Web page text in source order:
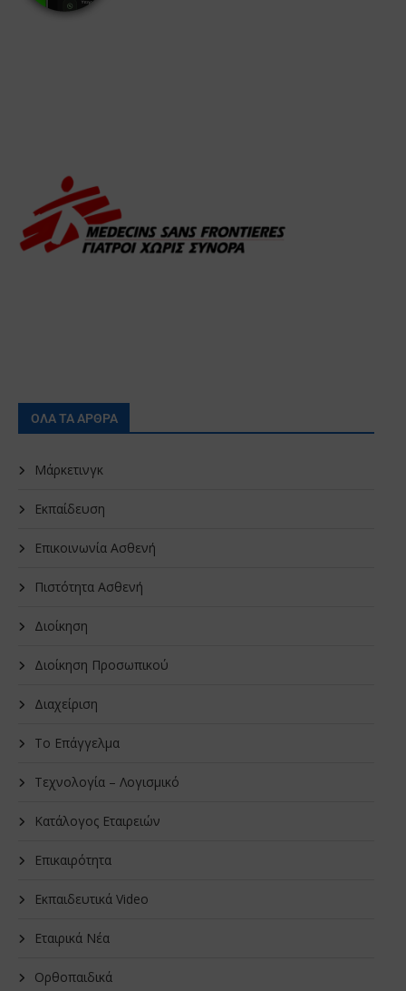
ΟΛΑ ΤΑ ΑΡΘΡΑ
Μάρκετινγκ
Εκπαίδευση
Επικοινωνία Ασθενή
Πιστότητα Ασθενή
Διοίκηση
Διοίκηση Προσωπικού
Διαχείριση
Το Επάγγελμα
Τεχνολογία – Λογισμικό
Κατάλογος Εταιρειών
Επικαιρότητα
Εκπαιδευτικά Video
Εταιρικά Νέα
Oρθοπαιδικά